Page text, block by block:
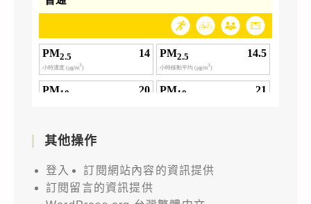
其他操作
登入
訂閱網站內容的資訊提供
訂閱留言的資訊提供